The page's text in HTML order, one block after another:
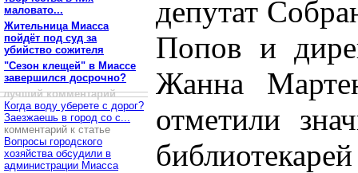
маловато...
Жительница Миасса
пойдёт под суд за
убийство сожителя
"Сезон клещей" в Миассе
завершился досрочно?
лучший комментарий
Когда воду уберете с дорог?
Заезжаешь в город со с...
комментарий к статье
Вопросы городского
хозяйства обсудили в
администрации Миасса
депутат
Попов и
Жанна
отметили